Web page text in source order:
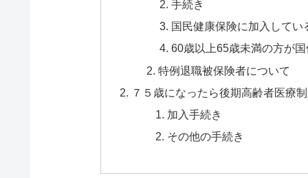
手続き
国民健康保険に加入してい
60歳以上65歳未満の方が
特例退職被保険者について
７５歳になったら後期高齢者医療
加入手続き
その他の手続き